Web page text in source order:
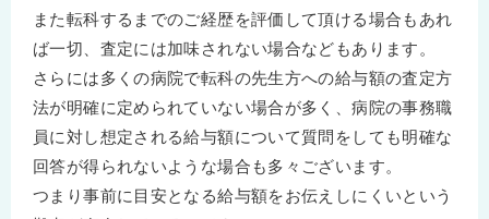
また転科するまでのご経歴を評価して頂ける場合もあれ
ば一切、査定には加味されない場合などもあります。
さらには多くの病院で転科の先生方への給与額の査定方
法が明確に定められていない場合が多く、病院の事務職
員に対し想定される給与額について質問をしても明確な
回答が得られないような場合も多々ございます。
つまり事前に目安となる給与額をお伝えしにくいという